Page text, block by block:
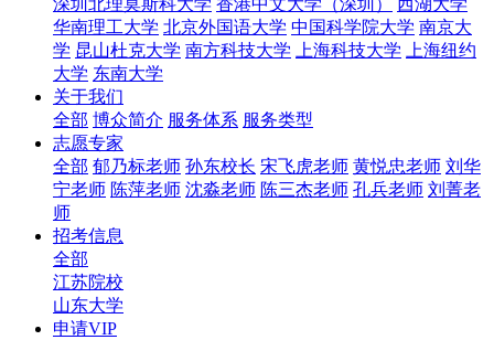
华南理工大学 北京外国语大学 中国科学院大学 南京大
学 昆山杜克大学 南方科技大学 上海科技大学
上海纽约
大学 东南大学
关于我们
全部 博众简介 服务体系 服务类型
志愿专家
全部 郁乃标老师 孙东校长 宋飞虎老师 黄悦忠老师 刘华
宁老师 陈萍老师 沈淼老师 陈三杰老师 孔兵老师 刘菁老
师
招考信息
全部
江苏院校
山东大学
申请VIP